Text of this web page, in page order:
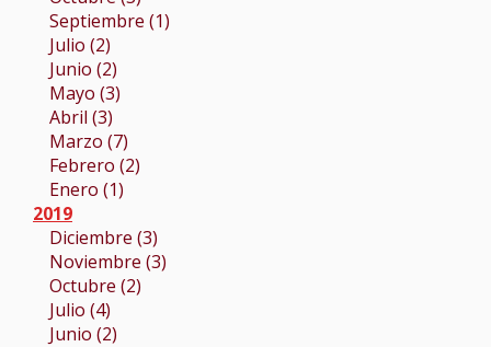
Septiembre (1)
Julio (2)
Junio (2)
Mayo (3)
Abril (3)
Marzo (7)
Febrero (2)
Enero (1)
2019
Diciembre (3)
Noviembre (3)
Octubre (2)
Julio (4)
Junio (2)